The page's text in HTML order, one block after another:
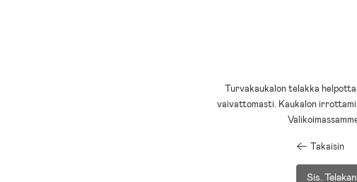
Turvakaukalon telakka
vaivattomasti. Kaukalon
Takaisin
Sis. Telakan